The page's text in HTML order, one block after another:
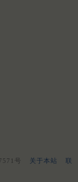
号 关于本站
联